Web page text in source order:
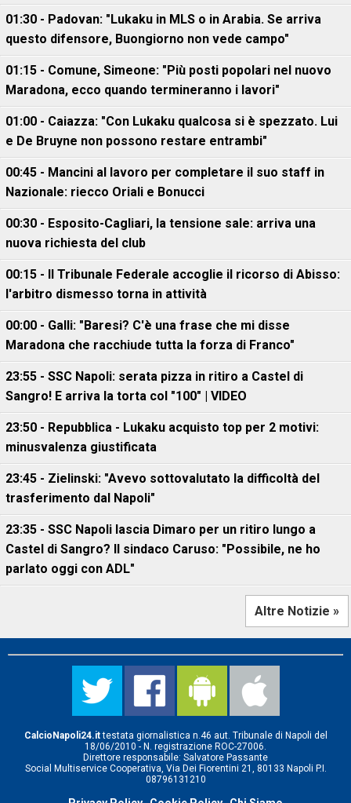
01:30 - Padovan: "Lukaku in MLS o in Arabia. Se arriva
questo difensore, Buongiorno non vede campo"
01:15 - Comune, Simeone: "Più posti popolari nel nuovo
Maradona, ecco quando termineranno i lavori"
01:00 - Caiazza: "Con Lukaku qualcosa si è spezzato. Lui
e De Bruyne non possono restare entrambi"
00:45 - Mancini al lavoro per completare il suo staff in
Nazionale: riecco Oriali e Bonucci
00:30 - Esposito-Cagliari, la tensione sale: arriva una
nuova richiesta del club
00:15 - Il Tribunale Federale accoglie il ricorso di Abisso:
l'arbitro dismesso torna in attività
00:00 - Galli: "Baresi? C'è una frase che mi disse
Maradona che racchiude tutta la forza di Franco"
23:55 - SSC Napoli: serata pizza in ritiro a Castel di
Sangro! E arriva la torta col "100" | VIDEO
23:50 - Repubblica - Lukaku acquisto top per 2 motivi:
minusvalenza giustificata
23:45 - Zielinski: "Avevo sottovalutato la difficoltà del
trasferimento dal Napoli"
23:35 - SSC Napoli lascia Dimaro per un ritiro lungo a
Castel di Sangro? Il sindaco Caruso: "Possibile, ne ho
parlato oggi con ADL"
Altre Notizie »
CalcioNapoli24.ittestata giornalistica n.46 aut. Tribunale di Napoli del
18/06/2010 - N. registrazione ROC-27006.
Direttore responsabile: Salvatore Passante
Social Multiservice Cooperativa, Via Dei Fiorentini 21, 80133 Napoli P.I.
08796131210